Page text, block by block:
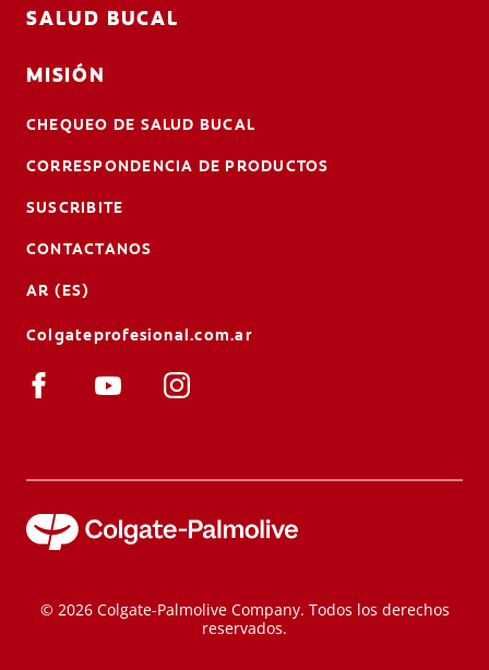
SALUD BUCAL
MISIÓN
CHEQUEO DE SALUD BUCAL
CORRESPONDENCIA DE PRODUCTOS
SUSCRIBITE
CONTACTANOS
AR (ES)
Colgateprofesional.com.ar
© 2026 Colgate-Palmolive Company. Todos los derechos
reservados.